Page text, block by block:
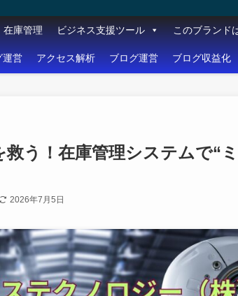
在庫管理 ビジネス支援ツール このブランド
運営 アクセス解析 ブログ運営 ブログ収益化
う！在庫管理システムで“
2026年7月5日